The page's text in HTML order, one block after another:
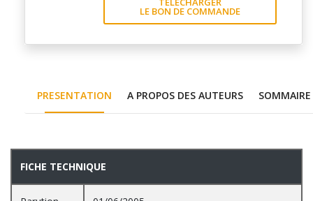
LE BON DE COMMANDE
PRESENTATION A PROPOS DES AUTEURS SOMMAIRE
PRESENTATION
FICHE TECHNIQUE